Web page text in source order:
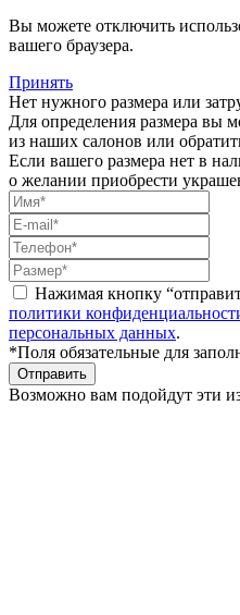
Вы можете отключить
вашего браузера.
Принять
Нет нужного размера или
Для определения размера вы
из наших салонов или
Если вашего размера нет в
о желании приобрести
Нажимая кнопку
политики
персональных данных.
*Поля обязательные для
Отправить
Возможно вам подойдут эти